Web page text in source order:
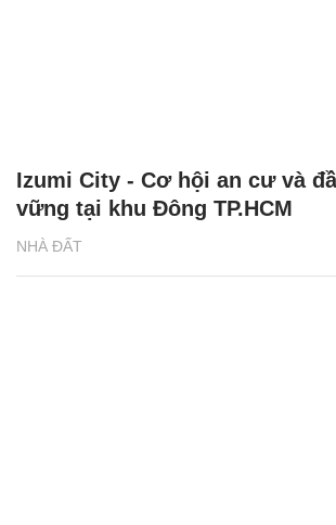
NHÀ ĐẤT
Izumi City - Cơ hội an cư và
vững tại khu Đông TP.HCM